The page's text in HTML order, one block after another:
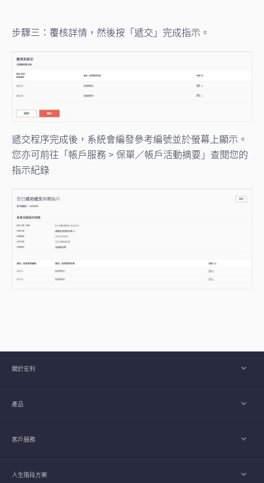
步驟三：覆核詳情，然後按「遞交」完成指示。
遞交程序完成後，系統會編發參考編號並於螢幕上顯示。
您亦可前往「帳戶服務 > 保單／帳戶活動摘要」查閱您的
指示紀錄
關於宏利
產品
客戶服務
人生階段方案